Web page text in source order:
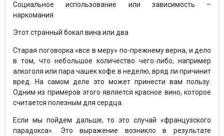
Социальное использование или зависимость –
наркомания
Этот странный бокал вина или два
Старая поговорка «все в меру» по-прежнему верна, и дело
в том, что небольшое количество чего-либо, например
алкоголя или пара чашек кофе в неделю, вряд ли причинит
вред. На самом деле это может принести вам пользу.
Одним из примеров этого является красное вино, которое
считается полезным для сердца.
Если мы пойдем дальше, то это случай «французского
парадокса». Это выражение возникло в результате